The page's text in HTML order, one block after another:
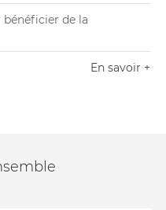
de la
En savoir +